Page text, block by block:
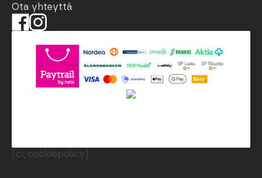
Ota yhteyttä
[ci_cookiepolicy]